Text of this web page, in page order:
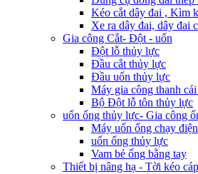
Kéo cắt dây đai , Kìm
Xe ra dây đai, dây đai
Gia công Cắt- Đột - uốn
Đột lỗ thủy lực
Đầu cắt thủy lực
Đầu uốn thủy lực
Máy gia công thanh cái
Bộ Đột lỗ tôn thủy lực
uốn ống thủy lực- Gia công
Máy uốn ống chạy điện
uốn ống thủy lực
Vam bẻ ống bằng tay
Thiết bị nâng hạ - Tời kéo cáp